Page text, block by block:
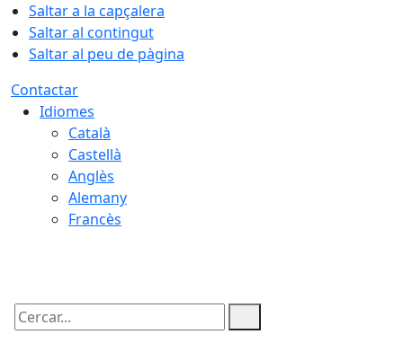
Saltar a la capçalera
Saltar al contingut
Saltar al peu de pàgina
Contactar
Idiomes
Català
Castellà
Anglès
Alemany
Francès
Cercar: